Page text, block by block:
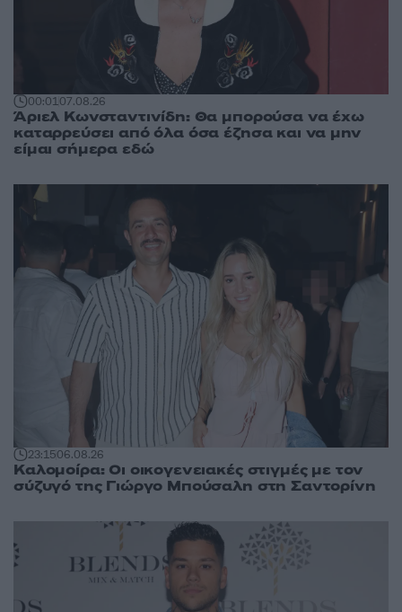
00:0107.08.26
Άριελ Κωνσταντινίδη: Θα μπορούσα να έχω
καταρρεύσει από όλα όσα έζησα και να μην
είμαι σήμερα εδώ
23:1506.08.26
Καλομοίρα: Οι οικογενειακές στιγμές με τον
σύζυγό της Γιώργο Μπούσαλη στη Σαντορίνη